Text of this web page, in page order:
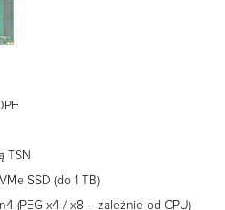
TSN
SSD (do 1 TB)
(PEG x4 / x8 – zależnie od CPU)